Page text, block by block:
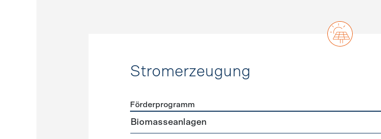
Stromerzeugung
Förderprogramme
Förderprogramm
Biomasseanlagen